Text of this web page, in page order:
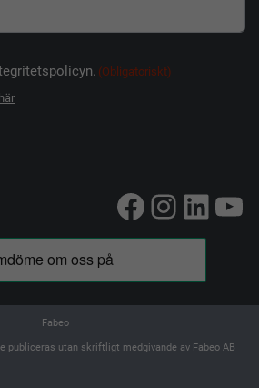
(Obligatoriskt)
Facebook
Fabeo
publiceras utan skriftligt medgivande av Fabeo AB